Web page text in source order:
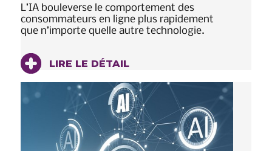
L’IA bouleverse le comportement des
consommateurs en ligne plus rapidement
que n’importe quelle autre technologie.
LIRE LE DÉTAIL